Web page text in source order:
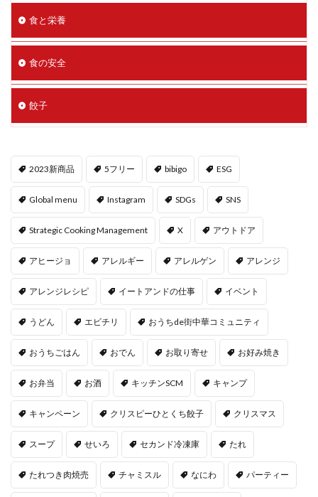
食と栄養
食の安全
餃子
2023新商品 5フリー bibigo ESG
Global menu Instagram SDGs SNS
Strategic Cooking Management X アウトドア
アヒージョ アレルギー アレルゲン アレンジ
アレンジレシピ イートアンドの仕事 イベント
うどん エビチリ おうちde街中華コミュニティ
おうちごはん おでん お取り寄せ お好み焼き
お弁当 お酒 キッチンSCM キャンプ
キャンペーン クリスピーひとくち餃子 クリスマス
スープ せいろ セカンド冷凍庫 たれ
たれつき肉焼売 チャミスル なにわ パーティー